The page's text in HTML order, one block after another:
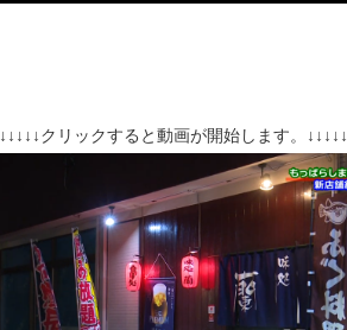
↓↓↓↓↓クリックすると動画が開始します。↓↓↓↓↓